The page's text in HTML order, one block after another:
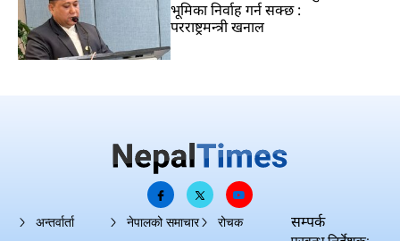
भूमिका निर्वाह गर्न सक्छ :
परराष्ट्रमन्त्री खनाल
अन्तर्वार्ता नेपालको समाचार रोचक सम्पर्क